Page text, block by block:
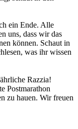
ein Ende. Alle
uns, dass wir das
können. Schaut in
was ihr wissen
Razzia!
Postmarathon
zu hauen. Wir freuen